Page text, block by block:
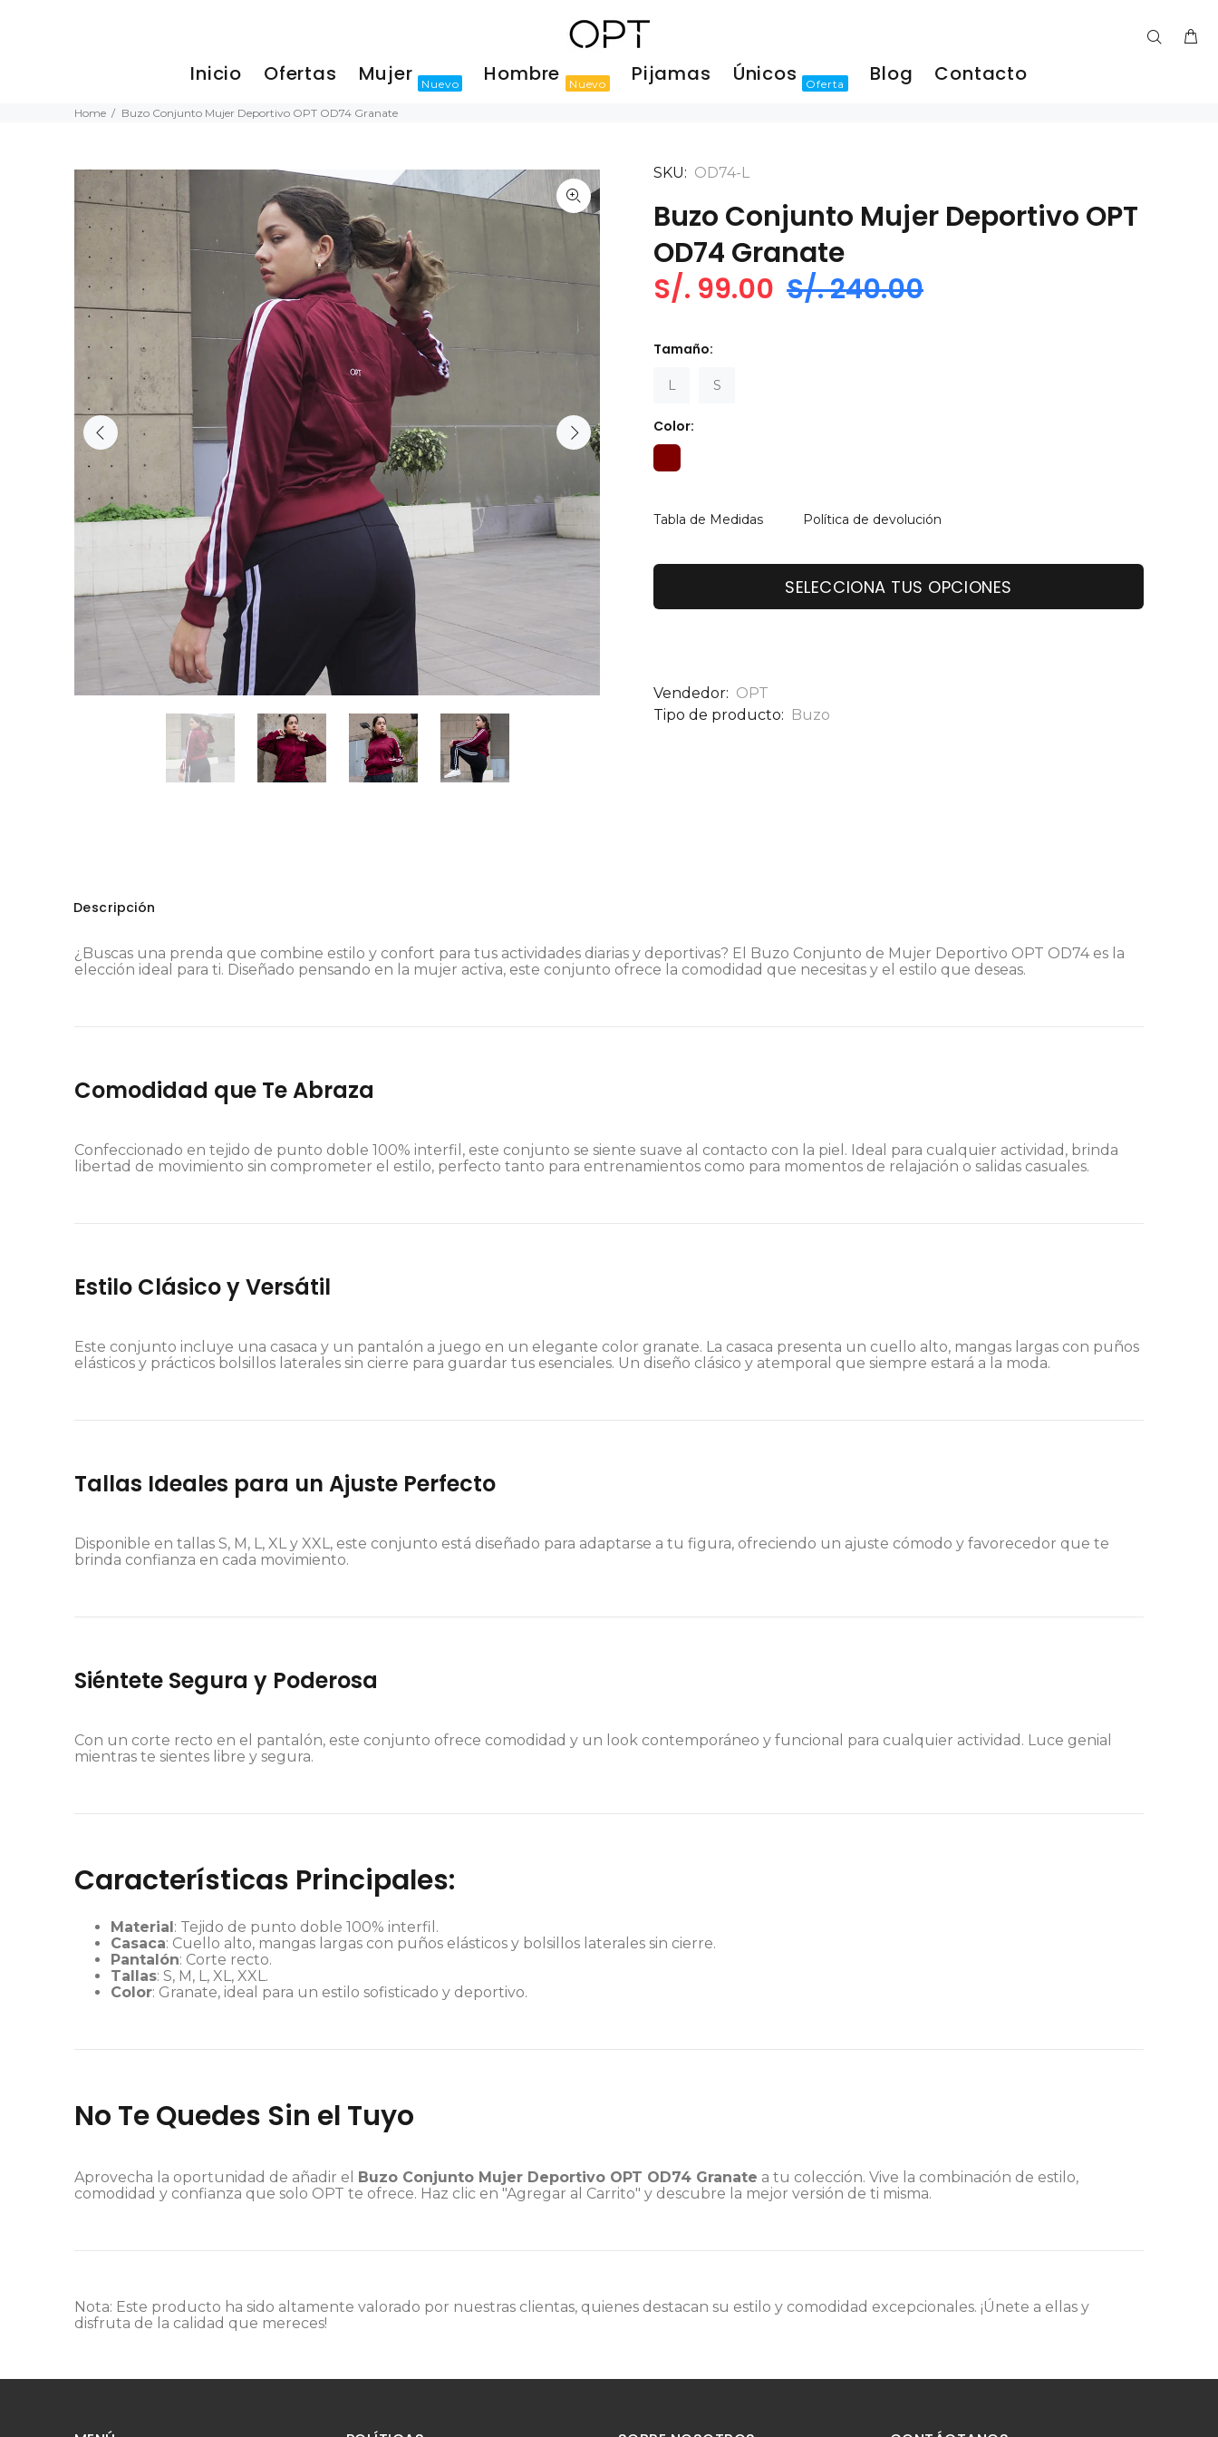
Inicio Ofertas Mujer Nuevo Hombre Nuevo Pijamas Únicos Oferta Blog Contacto
Home Buzo Conjunto Mujer Deportivo OPT OD74 Granate
SKU: OD74-L
Buzo Conjunto Mujer Deportivo OPT
OD74 Granate
S/. 99.00 S/. 240.00
Tamaño:
L S
Color:
Tabla de Medidas Política de devolución
SELECCIONA TUS OPCIONES
Vendedor: OPT
Tipo de producto: Buzo
Descripción
¿Buscas una prenda que combine estilo y confort para tus actividades diarias y deportivas? El Buzo Conjunto de Mujer Deportivo OPT OD74 es la
elección ideal para ti. Diseñado pensando en la mujer activa, este conjunto ofrece la comodidad que necesitas y el estilo que deseas.
Comodidad que Te Abraza
Confeccionado en tejido de punto doble 100% interfil, este conjunto se siente suave al contacto con la piel. Ideal para cualquier actividad, brinda
libertad de movimiento sin comprometer el estilo, perfecto tanto para entrenamientos como para momentos de relajación o salidas casuales.
Estilo Clásico y Versátil
Este conjunto incluye una casaca y un pantalón a juego en un elegante color granate. La casaca presenta un cuello alto, mangas largas con puños
elásticos y prácticos bolsillos laterales sin cierre para guardar tus esenciales. Un diseño clásico y atemporal que siempre estará a la moda.
Tallas Ideales para un Ajuste Perfecto
Disponible en tallas S, M, L, XL y XXL, este conjunto está diseñado para adaptarse a tu figura, ofreciendo un ajuste cómodo y favorecedor que te
brinda confianza en cada movimiento.
Siéntete Segura y Poderosa
Con un corte recto en el pantalón, este conjunto ofrece comodidad y un look contemporáneo y funcional para cualquier actividad. Luce genial
mientras te sientes libre y segura.
Características Principales:
Material: Tejido de punto doble 100% interfil.
Casaca: Cuello alto, mangas largas con puños elásticos y bolsillos laterales sin cierre.
Pantalón: Corte recto.
Tallas: S, M, L, XL, XXL.
Color: Granate, ideal para un estilo sofisticado y deportivo.
No Te Quedes Sin el Tuyo
Aprovecha la oportunidad de añadir el Buzo Conjunto Mujer Deportivo OPT OD74 Granate a tu colección. Vive la combinación de estilo,
comodidad y confianza que solo OPT te ofrece. Haz clic en "Agregar al Carrito" y descubre la mejor versión de ti misma.
Nota: Este producto ha sido altamente valorado por nuestras clientas, quienes destacan su estilo y comodidad excepcionales. ¡Únete a ellas y
disfruta de la calidad que mereces!